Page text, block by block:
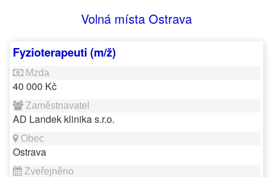
Volná místa Ostrava
Fyzioterapeuti (m/ž)
40 000 Kč
AD Landek klinika s.r.o.
Ostrava